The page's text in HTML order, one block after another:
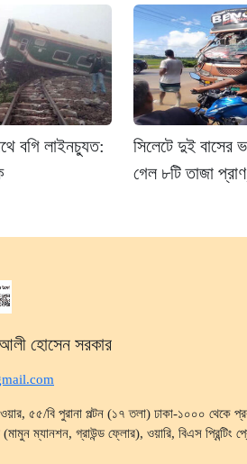
বগি লাইনচ্যুত:
সিলেটে দুই বাসের
গেল ৮টি তাজা
হোসেন সরকার
৫৫/বি পুরানা পল্টন (১৭ তলা) ঢাকা-১০০০ থেকে
ম্যানশন, গ্রাউন্ড ফ্লোর), ওয়ারি, বিএস প্রিন্টিং